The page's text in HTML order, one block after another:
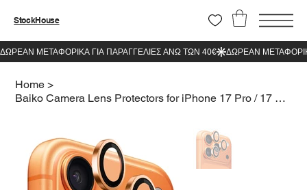
StockHouse
Home >
Baiko Camera Lens Protectors for iPhone 17 Pro / 17 Pro Max Orange